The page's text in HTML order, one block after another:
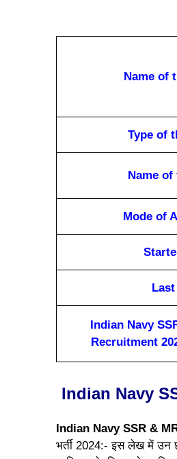
Name of
Type of
Name of
Mode of
Indian Navy
Recruitment
Indian Navy
Indian Navy SSR &
भर्ती 2024:- इस लेख में उन